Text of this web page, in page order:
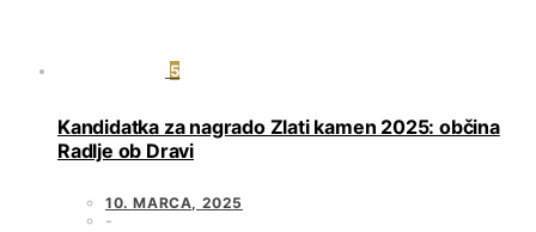
5
Kandidatka za nagrado Zlati kamen 2025: občina
Radlje ob Dravi
10. MARCA, 2025